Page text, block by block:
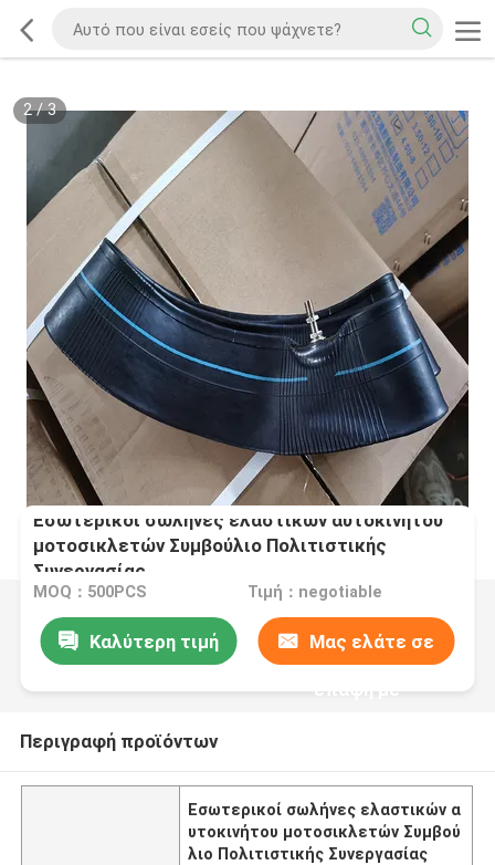
2/3
Εσωτερικοί σωλήνες ελαστικών αυτοκινήτου
μοτοσικλετών Συμβούλιο Πολιτιστικής
Συνεργασίας
MOQ：500PCS Τιμή：negotiable
Καλύτερη τιμή Μας ελάτε σε
επαφή με
Περιγραφή προϊόντων
Εσωτερικοί σωλήνες ελαστικών α
υτοκινήτου μοτοσικλετών Συμβού
λιο Πολιτιστικής Συνεργασίας